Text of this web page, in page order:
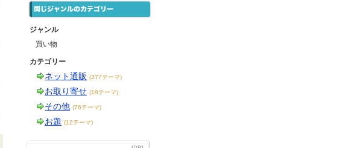
ジャンル
買い物
カテゴリー
ネット通販 (277テーマ)
お取り寄せ (18テーマ)
その他 (76テーマ)
お題 (12テーマ)